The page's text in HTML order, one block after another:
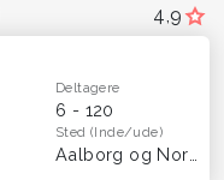
4,9
Deltagere
6 - 120
Sted(Inde/ude)